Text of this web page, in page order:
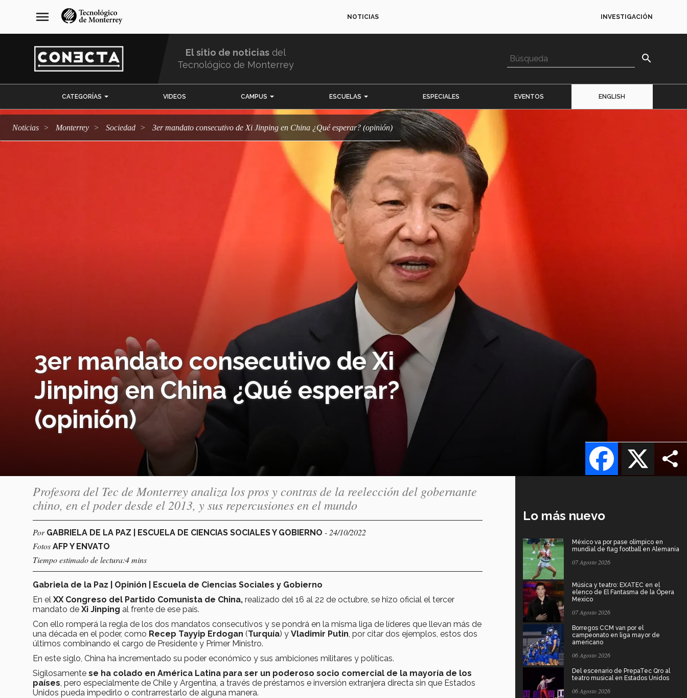
navegación
principal
menu NOTICIAS INVESTIGACIÓN
El sitio de noticias del
Tecnológico de Monterrey
search
CATEGORÍAS VIDEOS CAMPUS ESCUELAS ESPECIALES EVENTOS ENGLISH
Noticias Monterrey sociedad 3er mandato consecutivo de Xi Jinping en China ¿Qué esperar? (opinión)
3er mandato consecutivo de Xi
Jinping en China ¿Qué esperar?
(opinión)
X
Facebook
Profesora del Tec de Monterrey analiza los pros y contras de la reelección del gobernante
chino, en el poder desde el 2013, y sus repercusiones en el mundo
Por GABRIELA DE LA PAZ | ESCUELA DE CIENCIAS SOCIALES Y GOBIERNO - 24/10/2022
Fotos AFP Y ENVATO
Tiempo estimado de lectura:4 mins
Gabriela de la Paz | Opinión | Escuela de Ciencias Sociales y Gobierno
En el XX Congreso del Partido Comunista de China, realizado del 16 al 22 de octubre, se hizo oficial el tercer
mandato de Xi Jinping al frente de ese país.
Con ello romperá la regla de los dos mandatos consecutivos y se pondrá en la misma liga de líderes que llevan más de
una década en el poder, como Recep Tayyip Erdogan (Turquía) y Vladimir Putin , por citar dos ejemplos, estos dos
últimos combinando el cargo de Presidente y Primer Ministro.
En este siglo, China ha incrementado su poder económico y sus ambiciones militares y políticas.
Sigilosamente se ha colado en América Latina para ser un poderoso socio comercial de la mayoría de los
países , pero especialmente de Chile y Argentina, a través de préstamos e inversión extranjera directa sin que Estados
Unidos pueda impedirlo o contrarrestarlo de alguna manera.
Lo más nuevo
México va por pase olímpico en
mundial de flag football en Alemania
07 Agosto 2026
Música y teatro: EXATEC en el
elenco de El Fantasma de la Ópera
Mexico
07 Agosto 2026
Borregos CCM van por el
campeonato en liga mayor de
americano
06 Agosto 2026
Del escenario de PrepaTec Qro al
teatro musical en Estados Unidos
06 Agosto 2026